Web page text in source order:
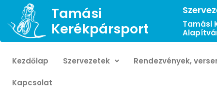
Tamási
Kerékpársport
Tamási
Kezdőlap Szervezetek Rendezvények,
Kapcsolat